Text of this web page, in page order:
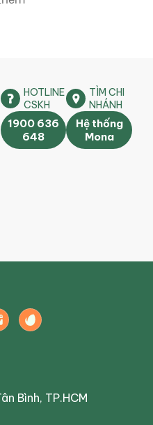
HOTLINE
CSKH
1900 636
648
TÌM CHI
NHÁNH
Hệ thống
Mona
Bình, TP.HCM